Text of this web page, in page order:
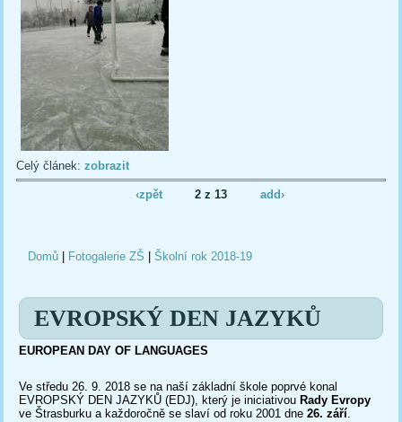
Celý článek:zobrazit
‹zpět 2 z 13 add›
Domů| Fotogalerie ZŠ Školní rok 2018-19
EVROPSKÝ DEN JAZYKŮ
EUROPEAN DAY OF LANGUAGES
Ve středu 26. 9. 2018 se na naší základní škole poprvé konal
EVROPSKÝ DEN JAZYKŮ (EDJ), který je iniciativou Rady Evropy
ve Štrasburku a každoročně se slaví od roku 2001 dne26. září.